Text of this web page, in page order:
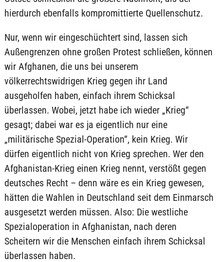
hierdurch ebenfalls kompromittierte Quellenschutz.
Nur, wenn wir eingeschüchtert sind, lassen sich
Außengrenzen ohne großen Protest schließen, können
wir Afghanen, die uns bei unserem
völkerrechtswidrigen Krieg gegen ihr Land
ausgeholfen haben, einfach ihrem Schicksal
überlassen. Wobei, jetzt habe ich wieder „Krieg“
gesagt; dabei war es ja eigentlich nur eine
„militärische Spezial-Operation“, kein Krieg. Wir
dürfen eigentlich nicht von Krieg sprechen. Wer den
Afghanistan-Krieg einen Krieg nennt, verstößt gegen
deutsches Recht – denn wäre es ein Krieg gewesen,
hätten die Wahlen in Deutschland seit dem Einmarsch
ausgesetzt werden müssen. Also: Die westliche
Spezialoperation in Afghanistan, nach deren
Scheitern wir die Menschen einfach ihrem Schicksal
überlassen haben.